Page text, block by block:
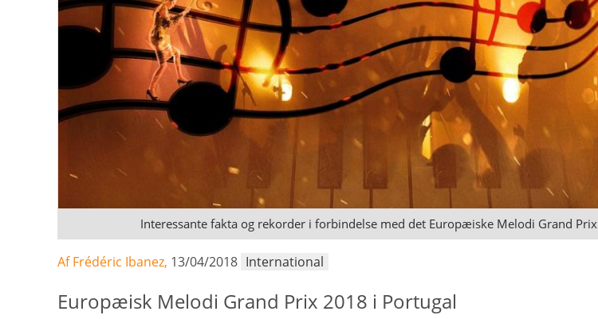
Interessante fakta og rekorder i forbindelse med det Europæiske Melodi Grand Prix
Af Frédéric Ibanez, 13/04/2018 International
Europæisk Melodi Grand Prix 2018 i Portugal